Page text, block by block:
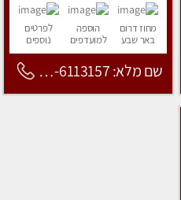
מחוז דרום
באר שבע
הוספה
למועדפים
לפרטים
נוספים
שם מלא: 053-6113157